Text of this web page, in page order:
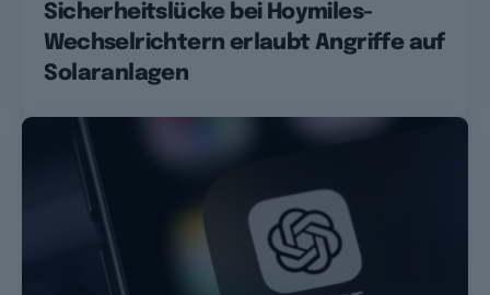
Sicherheitslücke bei Hoymiles-
Wechselrichtern erlaubt Angriffe auf
Solaranlagen